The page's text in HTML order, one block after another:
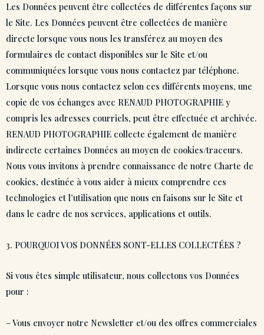
Les Données peuvent être collectées de différentes façons sur
le Site. Les Données peuvent être collectées de manière
directe lorsque vous nous les transférez au moyen des
formulaires de contact disponibles sur le Site et/ou
communiquées lorsque vous nous contactez par téléphone.
Lorsque vous nous contactez selon ces différents moyens, une
copie de vos échanges avec RENAUD PHOTOGRAPHIE y
compris les adresses courriels, peut être effectuée et archivée.
RENAUD PHOTOGRAPHIE collecte également de manière
indirecte certaines Données au moyen de cookies/traceurs.
Nous vous invitons à prendre connaissance de notre Charte de
cookies, destinée à vous aider à mieux comprendre ces
technologies et l’utilisation que nous en faisons sur le Site et
dans le cadre de nos services, applications et outils.
3. POURQUOI VOS DONNÉES SONT-ELLES COLLECTÉES ?
Si vous êtes simple utilisateur, nous collectons vos Données
pour :
– Vous envoyer notre Newsletter et/ou des offres commerciales